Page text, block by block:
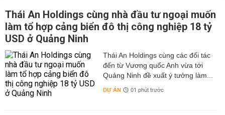
Thái An Holdings cùng nhà đầu tư ngoại muốn
làm tổ hợp cảng biển đô thị công nghiệp 18 tỷ
USD ở Quảng Ninh
Thái An Holdings cùng các đối tác
đến từ Vương quốc Anh vừa tới
Quảng Ninh đề xuất ý tưởng làm...
DỰ ÁN 01 phút trước